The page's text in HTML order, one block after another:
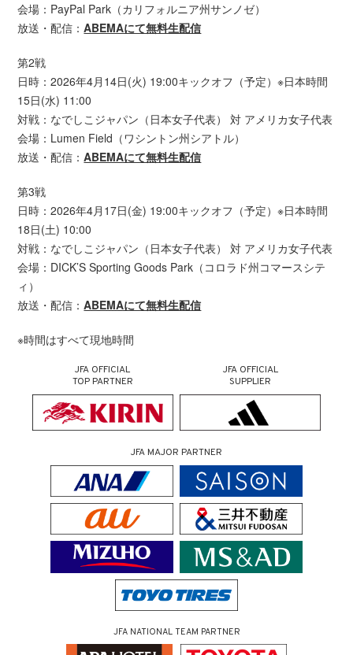
会場：PayPal Park（カリフォルニア州サンノゼ）
放送・配信：ABEMAにて無料生配信
第2戦
日時：2026年4月14日(火) 19:00キックオフ（予定）※日本時間
15日(水) 11:00
対戦：なでしこジャパン（日本女子代表） 対 アメリカ女子代表
会場：Lumen Field（ワシントン州シアトル）
放送・配信：ABEMAにて無料生配信
第3戦
日時：2026年4月17日(金) 19:00キックオフ（予定）※日本時間
18日(土) 10:00
対戦：なでしこジャパン（日本女子代表） 対 アメリカ女子代表
会場：DICK’S Sporting Goods Park（コロラド州コマースシテ
ィ）
放送・配信：ABEMAにて無料生配信
※時間はすべて現地時間
JFA OFFICIAL
TOP PARTNER
JFA OFFICIAL
SUPPLIER
JFA MAJOR PARTNER
JFA NATIONAL TEAM PARTNER